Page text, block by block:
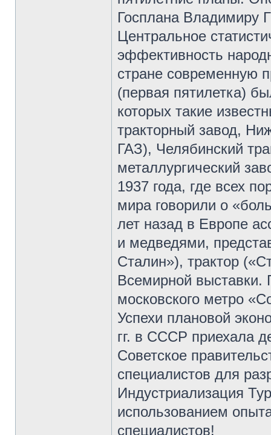
Госплана Владимиру
Центральное
эффективность
стране современную
(первая пятилетка)
которых такие
тракторный завод,
ГАЗ), Челябинский
металлургический
1937 года, где всех
мира говорили о
лет назад в Европе
и медведями,
Сталин»), трактор
Всемирной выставки.
московского метро
Успехи плановой
гг. в СССР приехала
Советское
специалистов для
Индустриализация
использованием
специалистов!